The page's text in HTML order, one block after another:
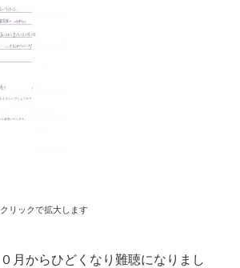
かんわブログ
お問い合わせ
クリックで拡大します
月からひどくなり難聴になりまし